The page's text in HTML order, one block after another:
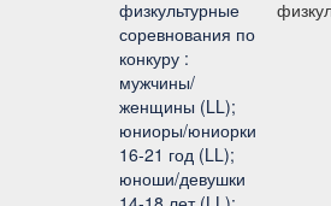
физкультурные
соревнования по
конкуру :
мужчины/
женщины (LL);
юниоры/юниорки
16-21 год (LL);
юноши/девушки